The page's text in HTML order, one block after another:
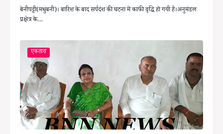
बेनीपट्टी(मधुबनी)। बारिश के बाद सर्पदंश की घटना में काफी वृद्धि हो गयी है।अनुमंडल
प्रक्षेत्र के…
एकतारा